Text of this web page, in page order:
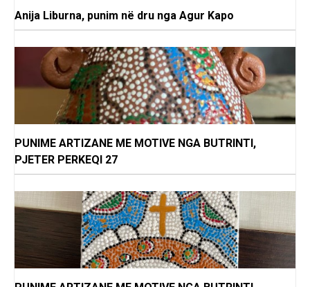
Anija Liburna, punim në dru nga Agur Kapo
PUNIME ARTIZANE ME MOTIVE NGA BUTRINTI,
PJETER PERKEQI 27